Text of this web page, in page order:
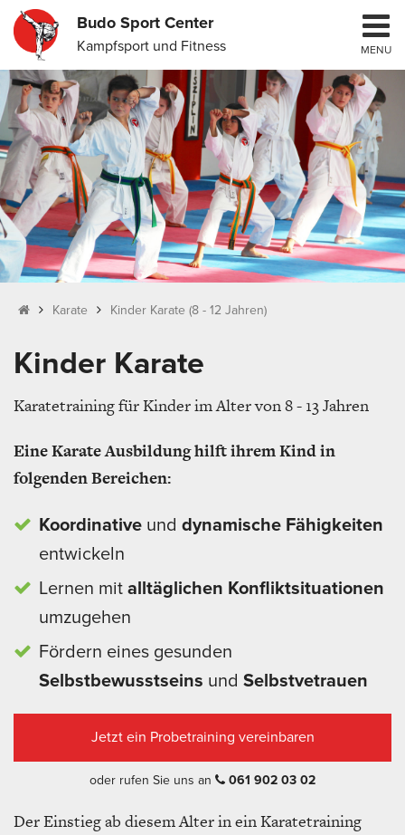
Budo Sport Center
Kampfsport und Fitness MENU
Karate Kinder Karate (8 - 12 Jahren)
Kinder Karate
Karatetraining für Kinder im Alter von 8 - 13 Jahren
Eine Karate Ausbildung hilft ihrem Kind in
folgenden Bereichen:
Koordinative und dynamische Fähigkeiten
entwickeln
Lernen mit alltäglichen Konfliktsituationen
umzugehen
Fördern eines gesunden
Selbstbewusstseins und Selbstvetrauen
Jetzt ein Probetraining vereinbaren
oder rufen Sie uns an 061 902 03 02
Der Einstieg ab diesem Alter in ein Karatetraining